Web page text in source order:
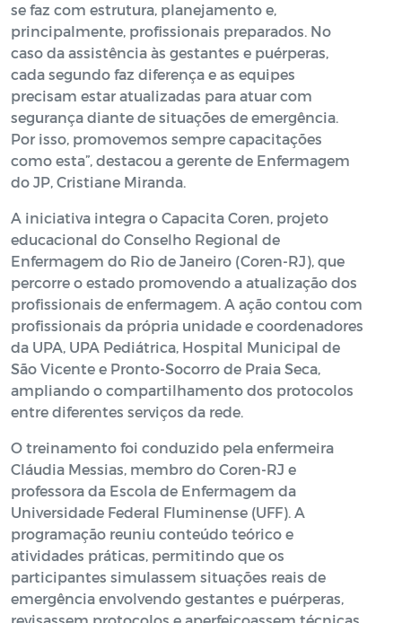
se faz com estrutura, planejamento e,
principalmente, profissionais preparados. No
caso da assistência às gestantes e puérperas,
cada segundo faz diferença e as equipes
precisam estar atualizadas para atuar com
segurança diante de situações de emergência.
Por isso, promovemos sempre capacitações
como esta”, destacou a gerente de Enfermagem
do JP, Cristiane Miranda.
A iniciativa integra o Capacita Coren, projeto
educacional do Conselho Regional de
Enfermagem do Rio de Janeiro (Coren-RJ), que
percorre o estado promovendo a atualização dos
profissionais de enfermagem. A ação contou com
profissionais da própria unidade e coordenadores
da UPA, UPA Pediátrica, Hospital Municipal de
São Vicente e Pronto-Socorro de Praia Seca,
ampliando o compartilhamento dos protocolos
entre diferentes serviços da rede.
O treinamento foi conduzido pela enfermeira
Cláudia Messias, membro do Coren-RJ e
professora da Escola de Enfermagem da
Universidade Federal Fluminense (UFF). A
programação reuniu conteúdo teórico e
atividades práticas, permitindo que os
participantes simulassem situações reais de
emergência envolvendo gestantes e puérperas,